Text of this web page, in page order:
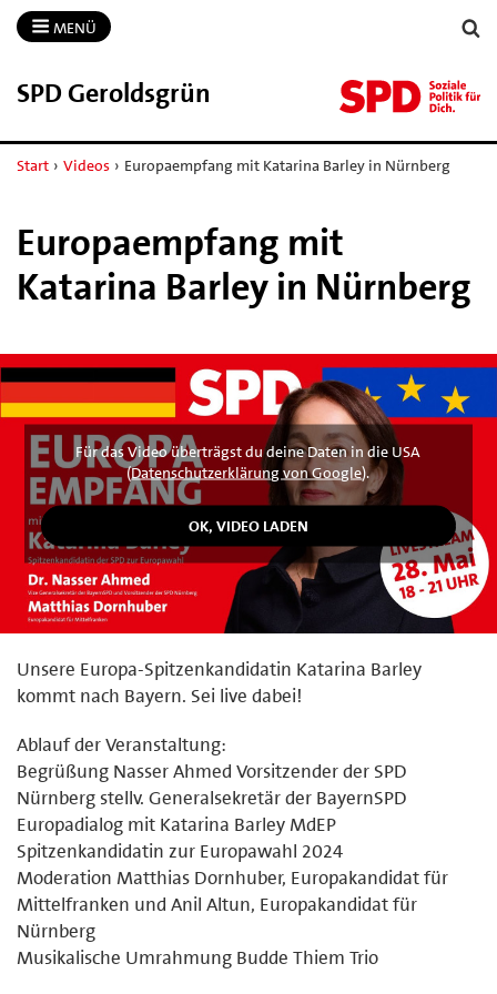
MENÜ
SPD Geroldsgrün
Start › Videos › Europaempfang mit Katarina Barley in Nürnberg
Europaempfang mit
Katarina Barley in Nürnberg
Für das Video überträgst du deine Daten in die USA
(Datenschutzerklärung von Google).
Unsere Europa-Spitzenkandidatin Katarina Barley
kommt nach Bayern. Sei live dabei!
Ablauf der Veranstaltung:
Begrüßung Nasser Ahmed Vorsitzender der SPD
Nürnberg stellv. Generalsekretär der BayernSPD
Europadialog mit Katarina Barley MdEP
Spitzenkandidatin zur Europawahl 2024
Moderation Matthias Dornhuber, Europakandidat für
Mittelfranken und Anil Altun, Europakandidat für
Nürnberg
Musikalische Umrahmung Budde Thiem Trio